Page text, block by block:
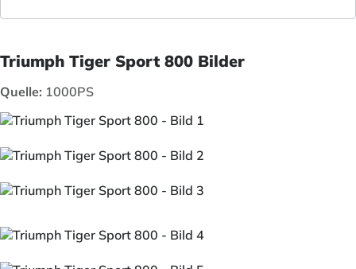
Triumph Tiger Sport 800 Bilder
Quelle: 1000PS